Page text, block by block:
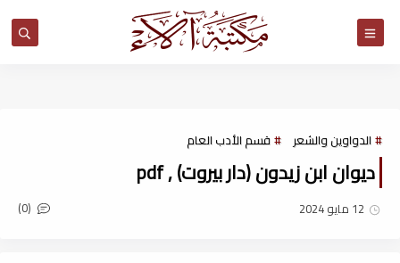
الدواوين والشعر قسم الأدب العام
ديوان ابن زيدون (دار بيروت) , pdf
12 مايو 2024 (0)